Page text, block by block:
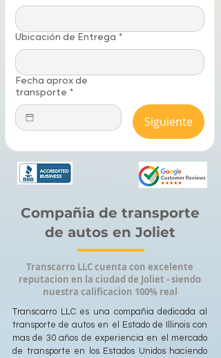
Ubicación de Entrega *
Fecha aprox de
transporte *
Siguiente
Compañia de transporte
de autos en Joliet
Transcarro LLC cuenta con excelente
reputacion en la ciudad de Joliet - siendo
nuestra calificacion 100% real
Transcarro LLC es una compañia dedicada al
transporte de autos en el Estado de Illinois con
mas de 30 años de experiencia en el mercado
de transporte en los Estados Unidos haciendo